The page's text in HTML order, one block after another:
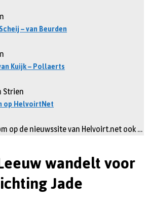
– van Beurden
Kuijk – Pollaerts
Strien
op HelvoirtNet
op de nieuwssite van Helvoirt.net ook …
wandelt voor
Jade